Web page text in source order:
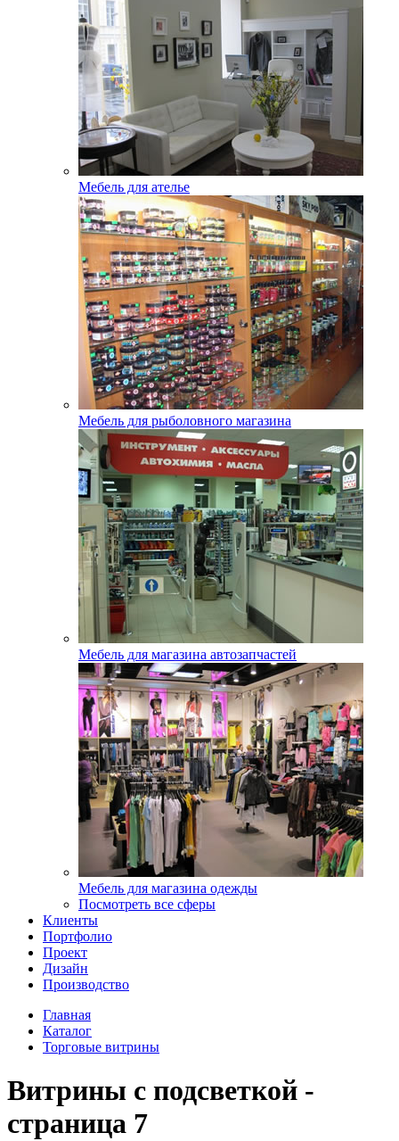
Мебель для ателье
Мебель для рыболовного магазина
Мебель для магазина автозапчастей
Мебель для магазина одежды
Посмотреть все сферы
Клиенты
Портфолио
Проект
Дизайн
Производство
Главная
Каталог
Торговые витрины
Витрины с подсветкой -
страница 7